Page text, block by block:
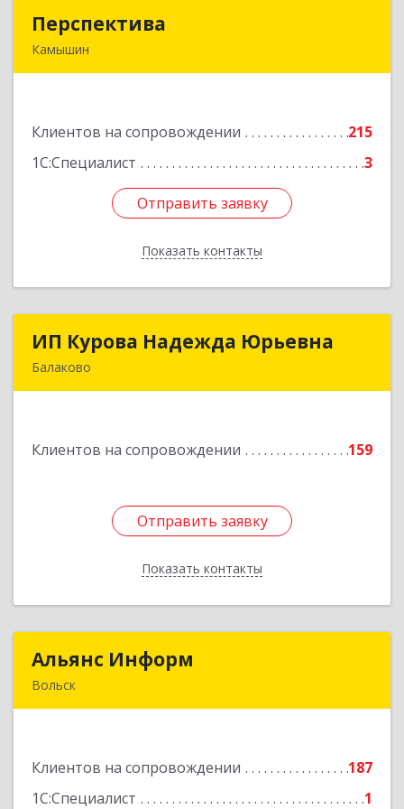
Перспектива
Камышин
Клиентов на сопровождении
215
1С:Специалист
3
Отправить заявку
Показать контакты
Подробнее
Отправить заявку
Назад
ИП Курова Надежда Юрьевна
Балаково
Клиентов на сопровождении 159
Отправить заявку
Показать контакты
ИП Курова Надежда Юрьевна
Подробнее
Отправить заявку
Назад
Альянс Информ
Вольск
Клиентов на сопровождении
187
1С:Специалист
1
Подробнее